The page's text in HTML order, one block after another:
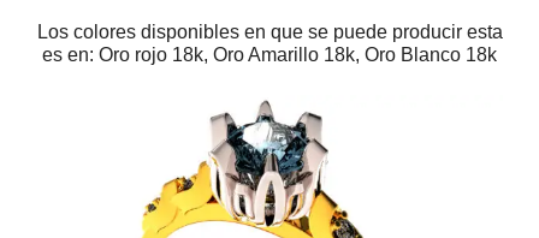
Los colores disponibles en que se puede producir esta
es en: Oro rojo 18k, Oro Amarillo 18k, Oro Blanco 18k